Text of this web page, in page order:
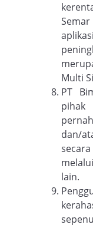
Multi
PT
pihak
dan/
lain.